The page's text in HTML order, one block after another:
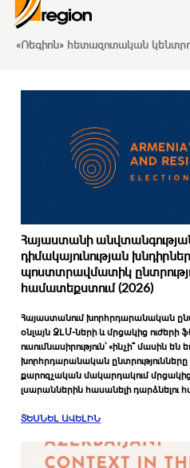
«Ռեգիոն» հետազոտական
Հայաստանի
դիմակայունության
պոստտրավմատիկ
համատեքստում (2026)
Հայաստանում խորհրդարանական
օնլայն ԶԼՄ-ների և մրցակից ուժերի
ուսումնասիրություն՝ «ինչի՞ մասին են
խորհրդարանական ընտրությունները
քարոզչական մակարդակում մրցակից
լսարաններին հասանելի դարձնելու
ՏԵՍՆԵԼ ԱՎԵԼԻՆ